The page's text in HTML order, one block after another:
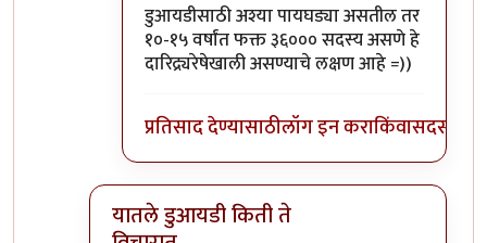
डुआयडीसाठी अश्या पायघड्या असतील तर
१०-१५ वर्षांत फक्त ३६००० सदस्य असणे हे
दारिद्र्यरेषेखाली असण्याचे लक्षण आहे =))
प्रतिसाद देण्यासाठीलॉग इन कराकिंवासदस्य व्हा
यातले डुआयडी किती ते